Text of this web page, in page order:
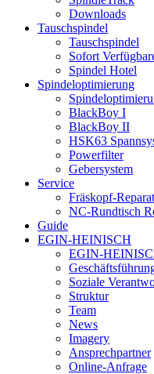
Downloads
Tauschspindel
Tauschspindel
Sofort
Spindel Hotel
Spindeloptimierung
BlackBoy I
BlackBoy II
HSK63
Powerfilter
Gebersystem
Service
Fräskopf-
NC-Rundtisch
Guide
EGIN-HEINISCH
EGIN-
Soziale
Struktur
Team
News
Imagery
Ansprechpartner
Online-Anfrage